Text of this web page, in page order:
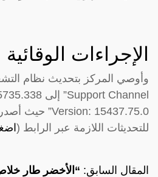
الإجراءات الوقائية
للتحديثات اللازمة عبر الرابط (
المقال السابق: “الأخضر طار